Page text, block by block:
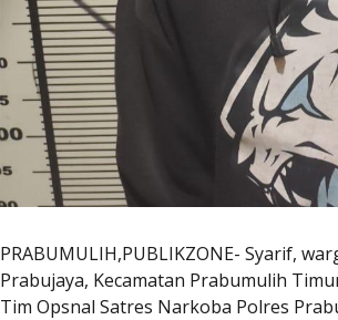
PRABUMULIH,PUBLIKZONE- Syarif,
Prabujaya, Kecamatan Prabumulih
Tim Opsnal Satres Narkoba Polres